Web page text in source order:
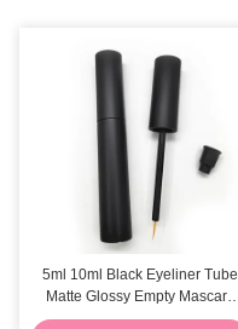
5ml 10ml Black Eyeliner Tube
Matte Glossy Empty Mascara
Botol